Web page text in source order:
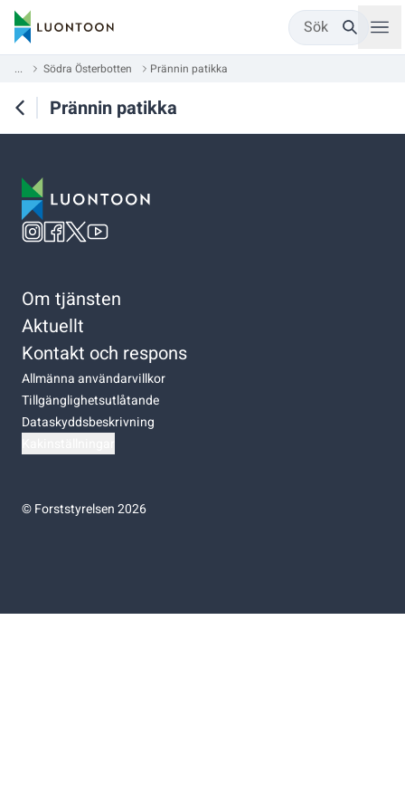
Sök
... Södra Österbotten Prännin patikka
Prännin patikka
Om tjänsten
Aktuellt
Kontakt och respons
Allmänna användarvillkor
Tillgänglighetsutlåtande
Dataskyddsbeskrivning
©Forststyrelsen 2026